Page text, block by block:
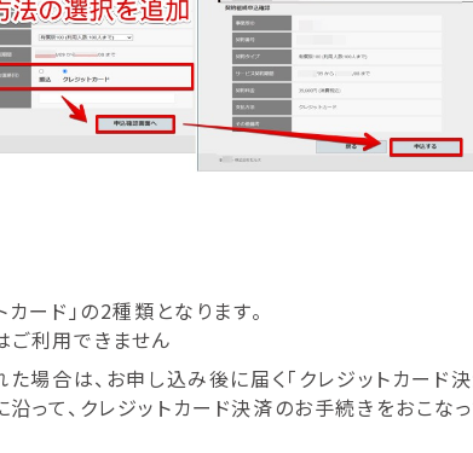
ード」の2種類となります。
利用できません
た場合は、お申し込み後に届く「クレジットカード
って、クレジットカード決済のお手続きをおこなっ